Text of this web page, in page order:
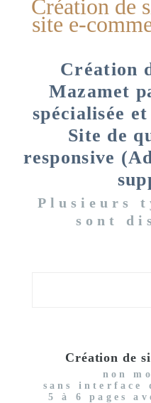
Création de
site e-
Création
Mazamet
spécialisée
Site de
responsive
Plusieurs
sont
Création de
non
sans interface
5 à 6 pages